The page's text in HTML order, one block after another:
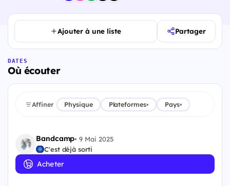
Ajouter à une liste Partager
DATES
Où écouter
Affiner Physique Plateformes▾ Pays▾
Bandcamp•9 Mai 2025
C'est déjà sorti
Acheter